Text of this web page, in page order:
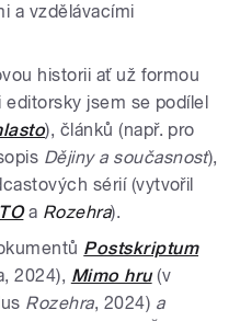
a vzdělávacími
historii ať už formou
jsem se podílel
), článků (např. pro
Dějiny a současnost),
sérií (vytvořil
a Rozehra).
Postskriptum
2024), Mimo hru(v
Rozehra, 2024) a